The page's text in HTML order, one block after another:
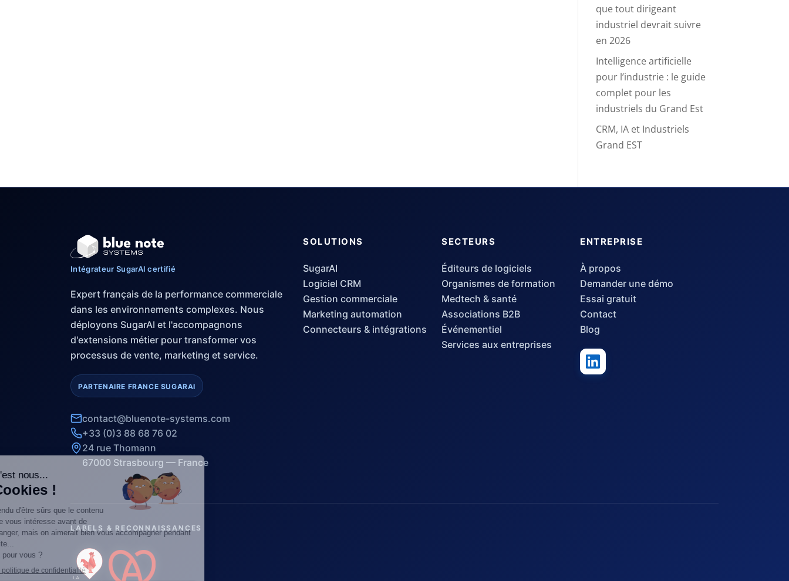
que tout dirigeant
industriel devrait suivre
en 2026
Intelligence artificielle
pour l’industrie : le guide
complet pour les
industriels du Grand Est
CRM, IA et Industriels
Grand EST
Intégrateur SugarAI certifié
Expert français de la performance commerciale
dans les environnements complexes. Nous
déployons SugarAI et l'accompagnons
d'extensions métier pour transformer vos
processus de vente, marketing et service.
PARTENAIRE FRANCE SUGARAI
contact@bluenote-systems.com
+33 (0)3 88 68 76 02
24 rue Thomann
67000 Strasbourg — France
SOLUTIONS
SugarAI
Logiciel CRM
Gestion commerciale
Marketing automation
Connecteurs & intégrations
SECTEURS
Éditeurs de logiciels
Organismes de formation
Medtech & santé
Associations B2B
Événementiel
Services aux entreprises
ENTREPRISE
À propos
Demander une démo
Essai gratuit
Contact
Blog
LABELS & RECONNAISSANCES